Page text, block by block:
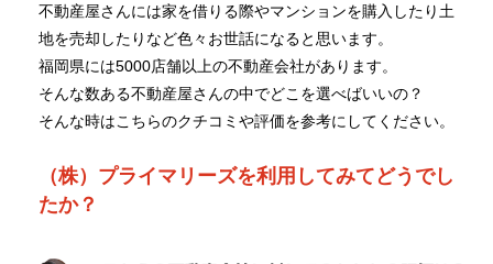
不動産屋さんには家を借りる際やマンションを購入したり土
地を売却したりなど色々お世話になると思います。
福岡県には5000店舗以上の不動産会社があります。
そんな数ある不動産屋さんの中でどこを選べばいいの？
そんな時はこちらのクチコミや評価を参考にしてください。
（株）プライマリーズを利用してみてどうでし
たか？